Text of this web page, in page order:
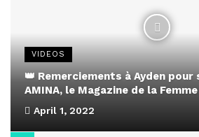
VIDEOS
👑 Remerciements à Ayden pour
AMINA, le Magazine de la Femme
April 1, 2022